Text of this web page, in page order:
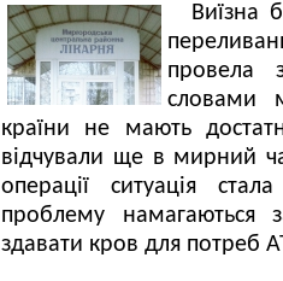
Виїзна
провела
словами
країни не мають
відчували ще в мирний
операції ситуація
проблему намагаються
здавати кров для потреб